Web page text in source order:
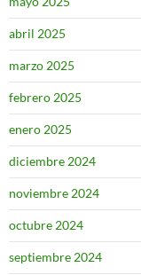
abril 2025
marzo 2025
febrero 2025
enero 2025
diciembre 2024
noviembre 2024
octubre 2024
septiembre 2024